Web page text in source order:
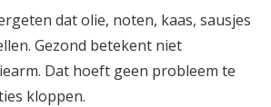
dat olie, noten, kaas, sausjes
Gezond betekent niet
Dat hoeft geen probleem te
kloppen.